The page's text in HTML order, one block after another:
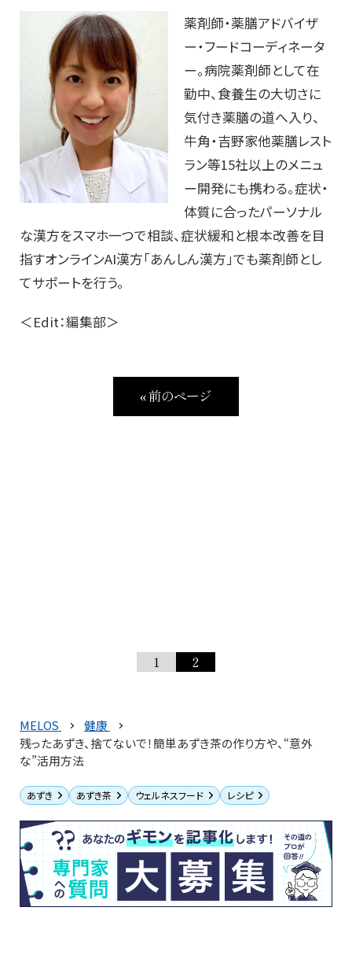
薬剤師・薬膳アドバイザ
ー・フードコーディネータ
ー。病院薬剤師として在
勤中、食養生の大切さに
気付き薬膳の道へ入り、
牛角・吉野家他薬膳レスト
ラン等15社以上のメニュ
ー開発にも携わる。症状・
体質に合ったパーソナル
な漢方をスマホ一つで相談、症状緩和と根本改善を目
指すオンラインAI漢方「あんしん漢方」でも薬剤師とし
てサポートを行う。
＜Edit：編集部＞
« 前のページ
1 2
MELOS
健康
残ったあずき、捨てないで！簡単あずき茶の作り方や、“意外
な”活用方法
あずき あずき茶 ウェルネスフード レシピ